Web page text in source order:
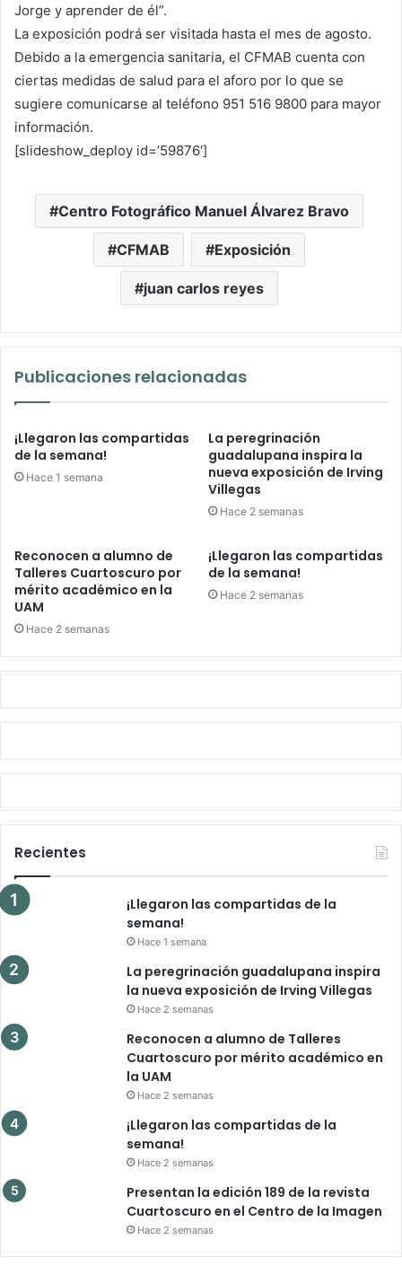
Jorge y aprender de él”.
La exposición podrá ser visitada hasta el mes de agosto.
Debido a la emergencia sanitaria, el CFMAB cuenta con
ciertas medidas de salud para el aforo por lo que se
sugiere comunicarse al teléfono 951 516 9800 para mayor
información.
[slideshow_deploy id=’59876′]
Centro Fotográfico Manuel Álvarez Bravo
CFMAB Exposición
juan carlos reyes
Publicaciones relacionadas
¡Llegaron las compartidas
de la semana!
Hace 1 semana
La peregrinación
guadalupana inspira la
nueva exposición de Irving
Villegas
Hace 2 semanas
Reconocen a alumno de
Talleres Cuartoscuro por
mérito académico en la
UAM
Hace 2 semanas
¡Llegaron las compartidas
de la semana!
Hace 2 semanas
Recientes
¡Llegaron las compartidas de la
semana!
Hace 1 semana
La peregrinación guadalupana inspira
la nueva exposición de Irving Villegas
Hace 2 semanas
Reconocen a alumno de Talleres
Cuartoscuro por mérito académico en
la UAM
Hace 2 semanas
¡Llegaron las compartidas de la
semana!
Hace 2 semanas
Presentan la edición 189 de la revista
Cuartoscuro en el Centro de la Imagen
Hace 2 semanas